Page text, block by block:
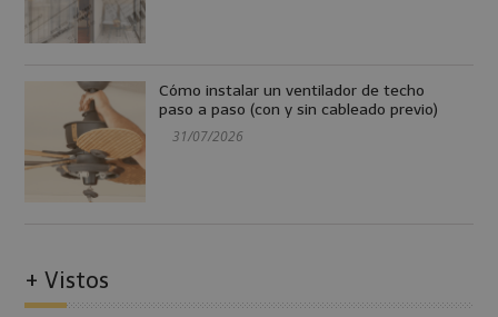
Cómo instalar un ventilador de techo
paso a paso (con y sin cableado previo)
31/07/2026
+ Vistos